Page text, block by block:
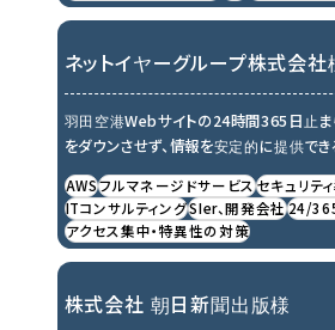
ネットイヤーグループ株式会社
羽田空港Webサイトの24時間365日止ま
をダウンさせず、情報を安定的に提供で
AWSフルマネージドサービスセキュリテ
ITコンサルティングSIer、開発会社24/
アクセス集中・特異性の対策
株式会社 朝日新聞出版様